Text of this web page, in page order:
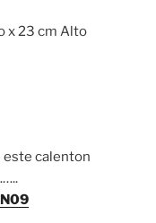
x 23 cm Alto
este calenton